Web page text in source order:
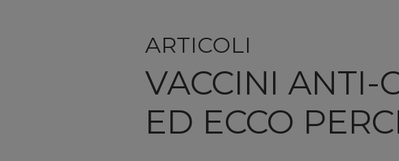
ARTICOLI
VACCINI ANTI-
ED ECCO